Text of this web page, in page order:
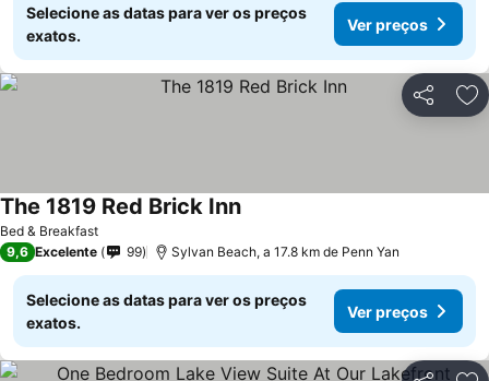
Selecione as datas para ver os preços
exatos.
Ver preços
Partilhar
Bed & Breakfast
The 1819 Red Brick InnVer preços
9,6 Excelente 99 Sylvan Beach, a 17.8 km de Penn Yan
Selecione as datas para ver os preços
exatos.
Ver preços